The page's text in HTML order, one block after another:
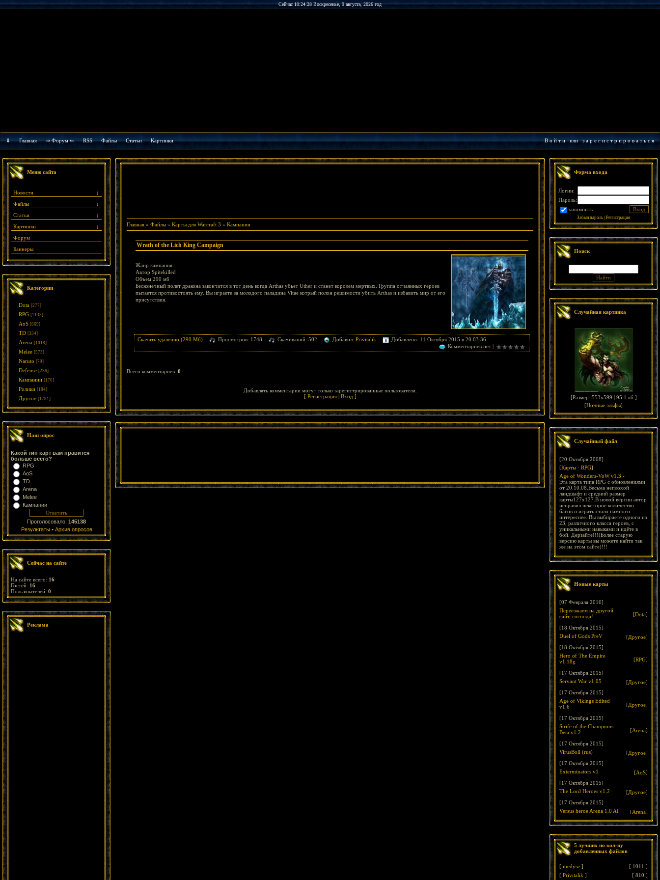
Сейчас 10:24:28 Воскресенье, 9 августа, 2026 год
⇓ Главная ⇒ Форум ⇐ RSS Файлы Cтатьи Картинки В о й т иилиз а р е г и с т р и р о в а т ь с я
Меню сайта
↓
Новости
↓
Файлы
↓
Статьи
↓
Картинки
Форум
Баннеры
Категории
Dota [277]
RPG [1133]
AoS [669]
TD [334]
Arena [1018]
Melee [573]
Naruto [79]
Defense [236]
Кампании [176]
Ролики [184]
Другое [1781]
Наш опрос
Какой тип карт вам нравится
больше всего?
RPG
AoS
TD
Arena
Melee
Кампании
Проголосовало: 145138
Результаты• Архив опросов
Сейчас на сайте
На сайте всего: 16
Гостей: 16
Пользователей: 0
Реклама
Главная » Файлы » Карты для Warcraft 3 » Кампании
Wrath of the Lich King Campaign
Жанр кампания
Автор Spitekilled
Объем 290 мб
Бесконечный полет дракона закончится в тот день когда Arthas убьет Uther и станет королем мертвых. Группа отчаянных героев
пытается противостоять ему. Вы играете за молодого паладина Vitae котрый полон решимости убить Arthas и избавить мир от его
присутствия.
Скачать удаленно (290 Мб) Просмотров: 1748 Скачиваний: 502 Добавил: Privitalik
Добавлено: 11 Октября 2015 в 20:03:36
Комментариев нет |
Всего комментариев: 0
Добавлять комментарии могут только зарегистрированные пользователи.
[ Регистрация| Вход ]
Форма входа
Логин:
Пароль:
запомнить
Забыл пароль Регистрация
Поиск
Случайная картинка
[Размер: 553x599 | 95.1 кб. ]
[Ночные эльфы]
Случайный файл
[20 Октября 2008]
[Карты · RPG]
Age of Wonders-VoW v1.3 -
Эта карта типа RPG с обновлениями
от 20.10.08.Весьма неплохой
ландшафт и средний размер
карты127x127.В новой версии автор
исправил некоторое количество
багов и играть стало намного
интереснее. Вы выбираете одного из
23, различного класса героев, с
уникальными навыками и идёте в
бой. Дерзайте!!!(Более старую
версию карты вы можете найти так
же на этом сайте)!!!
Новые карты
[07 Февраля 2016]
Переезжаем на другой
сайт, господа!
[Dota]
[18 Октября 2015]
Duel of Gods PreV
[Другое]
[18 Октября 2015]
Hero of The Empire
v1.18g
[RPG]
[17 Октября 2015]
Servant War v1.05
[Другое]
[17 Октября 2015]
Age of Vikings Edited
v1.6
[Другое]
[17 Октября 2015]
Strife of the Champions
Beta v1.2
[Arena]
[17 Октября 2015]
VirusBoll (rus)
[Другое]
[17 Октября 2015]
Exterminators v1
[AoS]
[17 Октября 2015]
The Lord Heroes v1.2
[Другое]
[17 Октября 2015]
Versus heroe Arena 1.0 AI
[Arena]
5 лучших по кол-ву
добавленных файлов
[ medyse ] [ 1011 ]
[ Privitalik ] [ 810 ]